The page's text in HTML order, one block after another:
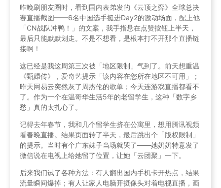
昨晚刷朋友圈时，看到国内表弟发的《云顶之弈》全球总决
赛直播截图——6名中国选手挺进Day2的激动场面，配上他
「CN战队冲鸭！」的文案，我手指悬在点赞按钮上半天，
最后只能默默划走。不是不想看，是根本打不开那个直播链
接啊！
这已经是我这周第三次被「地区限制」气到了。前天想重温
《甄嬛传》，爱奇艺提示「该内容在您所在地区不可用」；
昨天网易云突然灰了周杰伦的歌单；今天连游戏直播都看不
了。作为一个在温哥华生活5年的老留学生，这种「数字乡
愁」真的太扎心了。
记得去年春节，我和几个留学生挤在公寓里，想用腾讯视频
看春晚直播。结果页面转了半天，最后跳出个「版权限制」
的提示。当时有个广东妹子当场就哭了——她奶奶特意发了
微信说在电视上给她留了位置，让她「云团聚」一下。
后来我们试了各种方法：有人翻出国内手机卡开热点，结果
流量瞬间爆掉；有人让家人电脑开摄像头对着电视直播，画